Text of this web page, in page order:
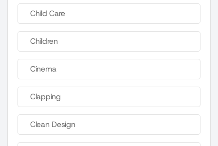
Child Care
Children
Cinema
Clapping
Clean Design